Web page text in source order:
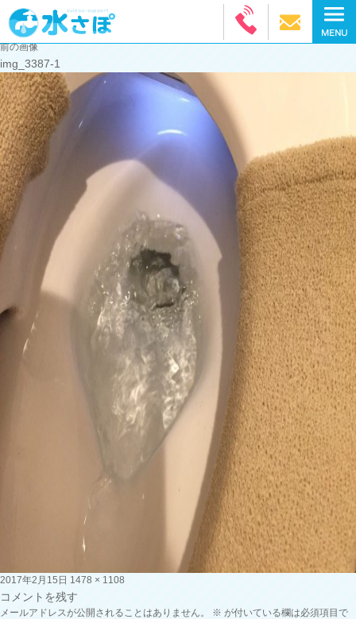
前の画像
img_3387-1
投
稿
日:
2017年2月15日 フ
ル
サ
1478 × 1108
コメントを残す
メールアドレスが公開されることはありません。 ※ が付いている欄は必須項目で